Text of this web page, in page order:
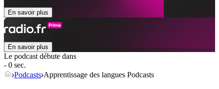
En savoir plus
En savoir plus
Le podcast débute dans
- 0 sec.
Podcasts Apprentissage des langues Podcasts